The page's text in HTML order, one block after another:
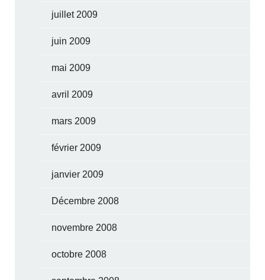
juillet 2009
juin 2009
mai 2009
avril 2009
mars 2009
février 2009
janvier 2009
Décembre 2008
novembre 2008
octobre 2008